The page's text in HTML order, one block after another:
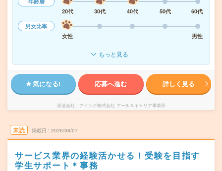
20代
30代 40代 50代
60代
男女比率
女性
男性
もっと見る
気になる! 応募へ進む 詳しく見る
派遣会社 アイング株式会社 アール＆キャリア事業部
未読 掲載日 2026/08/07
サービス業界の経験活かせる！受験を目指す
学生サポート＊事務